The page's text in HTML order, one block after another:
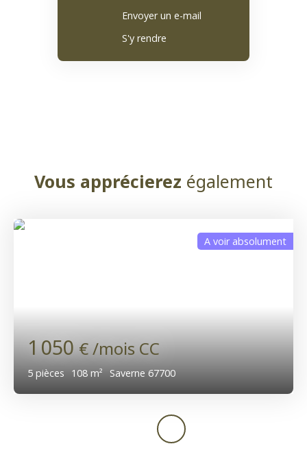
Envoyer un e-mail
S'y rendre
Vous apprécierez également
1 050€ /mois CC
5 pièces 108 m² Saverne 67700
A voir absolument